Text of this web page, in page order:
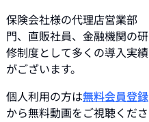
保険会社様の代理店営業部
門、直販社員、金融機関の研
修制度として多くの導入実績
がございます。
個人利用の方は無料会員登録
から無料動画をご視聴くださ